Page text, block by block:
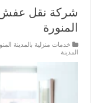
شركة نقل عفش
المنورة
خدمات منزلية بالمدينة
المدينة